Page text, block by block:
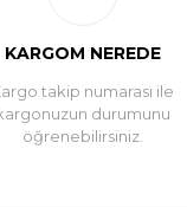
KARGOM NEREDE
takip numarası ile
durumunu
öğrenebilirsiniz.